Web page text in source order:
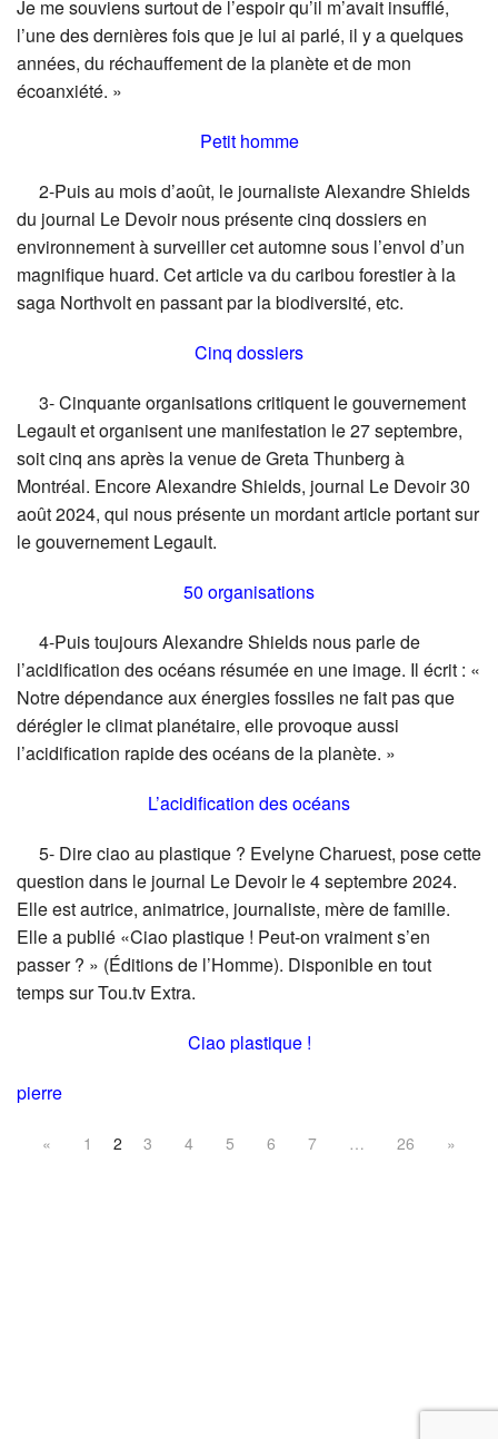
Je me souviens surtout de l’espoir qu’il m’avait insufflé,
l’une des dernières fois que je lui ai parlé, il y a quelques
années, du réchauffement de la planète et de mon
écoanxiété. »
Petit homme
2-Puis au mois d’août, le journaliste Alexandre Shields
du journal Le Devoir nous présente cinq dossiers en
environnement à surveiller cet automne sous l’envol d’un
magnifique huard. Cet article va du caribou forestier à la
saga Northvolt en passant par la biodiversité, etc.
Cinq dossiers
3- Cinquante organisations critiquent le gouvernement
Legault et organisent une manifestation le 27 septembre,
soit cinq ans après la venue de Greta Thunberg à
Montréal. Encore Alexandre Shields, journal Le Devoir 30
août 2024, qui nous présente un mordant article portant sur
le gouvernement Legault.
50 organisations
4-Puis toujours Alexandre Shields nous parle de
l’acidification des océans résumée en une image. Il écrit : «
Notre dépendance aux énergies fossiles ne fait pas que
dérégler le climat planétaire, elle provoque aussi
l’acidification rapide des océans de la planète. »
L’acidification des océans
5- Dire ciao au plastique ? Evelyne Charuest, pose cette
question dans le journal Le Devoir le 4 septembre 2024.
Elle est autrice, animatrice, journaliste, mère de famille.
Elle a publié «Ciao plastique ! Peut-on vraiment s’en
passer ? » (Éditions de l’Homme). Disponible en tout
temps sur Tou.tv Extra.
Ciao plastique !
pierre
« 1 2 3 4 5 6 7 … 26 »